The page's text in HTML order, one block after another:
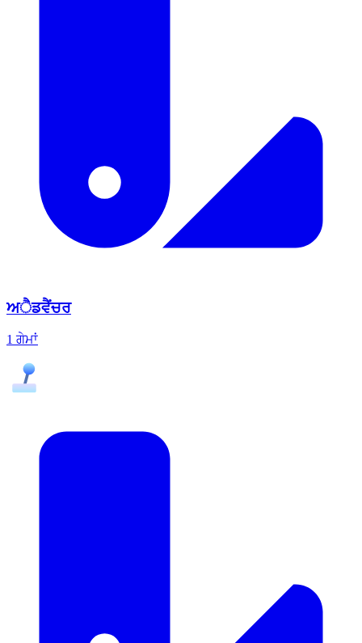
ਅੈਡਵੈਂਚਰ
1 ਗੇਮਾਂ